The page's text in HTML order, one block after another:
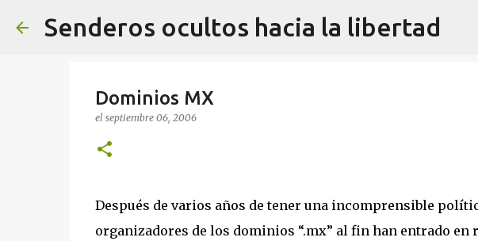
Senderos ocultos hacia la libertad
Dominios MX
el septiembre 06, 2006
Después de varios años de tener una incomprensible
organizadores de los dominios “.mx” al fin han entrado en